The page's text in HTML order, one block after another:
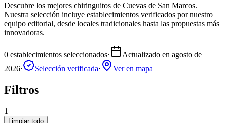
Descubre los mejores chiringuitos de Cuevas de San Marcos.
Nuestra selección incluye establecimientos verificados por nuestro
equipo editorial, desde locales tradicionales hasta las propuestas más
innovadoras.
0 establecimientos seleccionados· Actualizado en agosto de
2026· Selección verificada· Ver en mapa
Filtros
1
Limpiar todo